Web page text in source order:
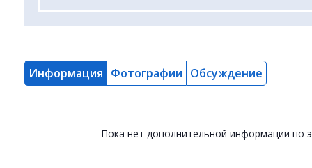
Информация Фотографии Обсуждение
Пока нет дополнительной информации по